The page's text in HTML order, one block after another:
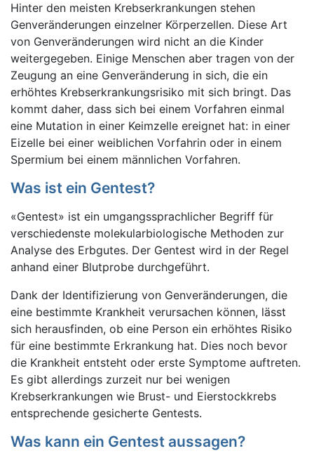
Hinter den meisten Krebserkrankungen stehen
Genveränderungen einzelner Körperzellen. Diese Art
von Genveränderungen wird nicht an die Kinder
weitergegeben. Einige Menschen aber tragen von der
Zeugung an eine Genveränderung in sich, die ein
erhöhtes Krebserkrankungsrisiko mit sich bringt. Das
kommt daher, dass sich bei einem Vorfahren einmal
eine Mutation in einer Keimzelle ereignet hat: in einer
Eizelle bei einer weiblichen Vorfahrin oder in einem
Spermium bei einem männlichen Vorfahren.
Was ist ein Gentest?
«Gentest» ist ein umgangssprachlicher Begriff für
verschiedenste molekularbiologische Methoden zur
Analyse des Erbgutes. Der Gentest wird in der Regel
anhand einer Blutprobe durchgeführt.
Dank der Identifizierung von Genveränderungen, die
eine bestimmte Krankheit verursachen können, lässt
sich herausfinden, ob eine Person ein erhöhtes Risiko
für eine bestimmte Erkrankung hat. Dies noch bevor
die Krankheit entsteht oder erste Symptome auftreten.
Es gibt allerdings zurzeit nur bei wenigen
Krebserkrankungen wie Brust- und Eierstockkrebs
entsprechende gesicherte Gentests.
Was kann ein Gentest aussagen?